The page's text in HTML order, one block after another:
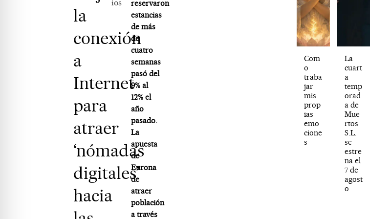
la
conexión
a
Internet
para
atraer
‘nómadas
digitales’
hacia
ios
reservaron
estancias
de más
de
cuatro
semanas
pasó del
9% al
12% el
año
pasado.
La
apuesta
de
Eurona
de
atraer
población
a través
Com
o
traba
jar
mis
prop
ias
emo
cione
s
La
cuart
a
temp
orad
a de
Mue
rtos
S.L.
se
estre
na el
7 de
agost
o